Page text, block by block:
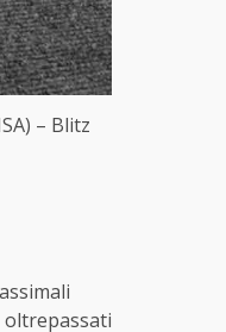
– Blitz
oltrepassati